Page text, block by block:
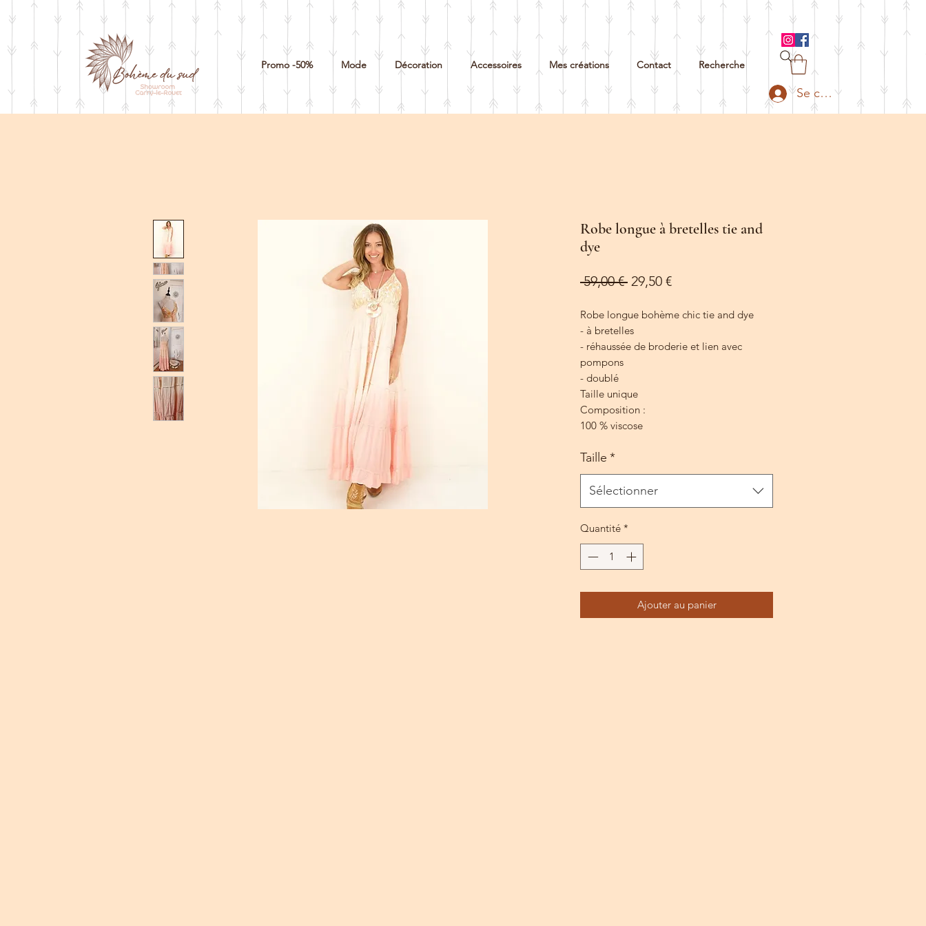
Promo -50% Mode Décoration Accessoires Mes créations Contact Recherche
Se connecter
Robe longue à bretelles tie and
dye
59,00 € Prix
29,50 €Prix
Robe longue bohème chic tie and dye
- à bretelles
- réhaussée de broderie et lien avec
pompons
- doublé
Taille unique
Composition :
100 % viscose
Taille *
Sélectionner
Quantité *
Ajouter au panier